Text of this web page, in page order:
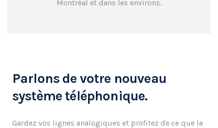
Parlons de votre nouveau
système téléphonique.
Gardez vos lignes analogiques et profitez de ce que la